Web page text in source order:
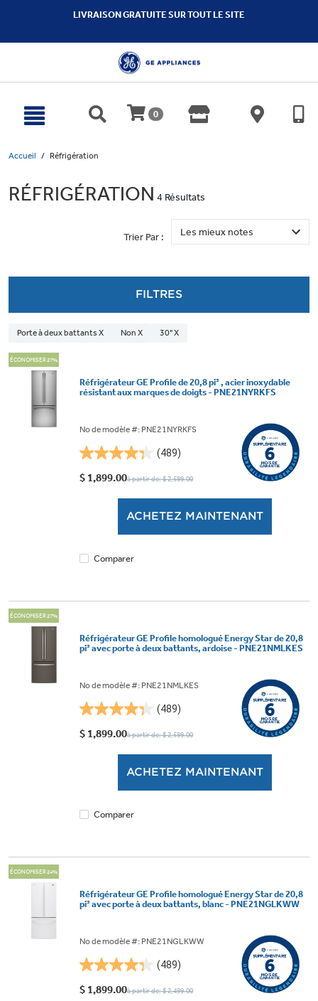
LIVRAISON GRATUITE SUR TOUT LE SITE
0
Accueil Réfrigération
RÉFRIGÉRATION 4 Résultats
Trier Par :
FILTRES
Porte à deux battants X Non X 30" X
ÉCONOMISER 27%
Réfrigérateur GE Profile de 20,8 pi³ , acier inoxydable
résistant aux marques de doigts - PNE21NYRKFS
No de modèle #: PNE21NYRKFS
(489)
4.3
étoile(s)
$ 1,899.00à partir de: $ 2,599.00
ACHETEZ MAINTENANT
Comparer
ÉCONOMISER 27%
Réfrigérateur GE Profile homologué Energy Star de 20,8
pi³ avec porte à deux battants, ardoise - PNE21NMLKES
No de modèle #: PNE21NMLKES
(489)
4.3
étoile(s)
$ 1,899.00à partir de: $ 2,599.00
ACHETEZ MAINTENANT
Comparer
ÉCONOMISER 24%
Réfrigérateur GE Profile homologué Energy Star de 20,8
pi³ avec porte à deux battants, blanc - PNE21NGLKWW
No de modèle #: PNE21NGLKWW
(489)
4.3
étoile(s)
$ 1,899.00à partir de: $ 2,499.00